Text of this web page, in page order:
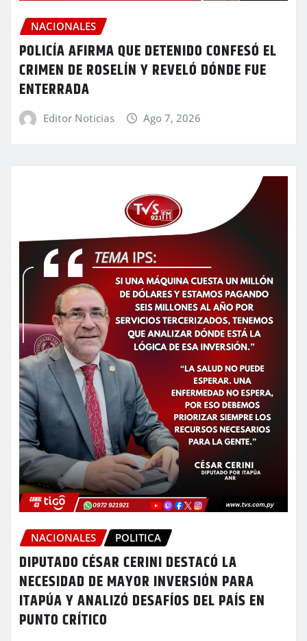
NACIONALES
POLICÍA AFIRMA QUE DETENIDO CONFESÓ EL
CRIMEN DE ROSELÍN Y REVELÓ DÓNDE FUE
ENTERRADA
Editor Noticias Ago 7, 2026
NACIONALES POLITICA
DIPUTADO CÉSAR CERINI DESTACÓ LA
NECESIDAD DE MAYOR INVERSIÓN PARA
ITAPÚA Y ANALIZÓ DESAFÍOS DEL PAÍS EN
PUNTO CRÍTICO